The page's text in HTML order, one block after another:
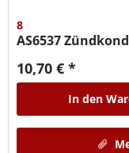
8
AS6537
10,70 € *
In den